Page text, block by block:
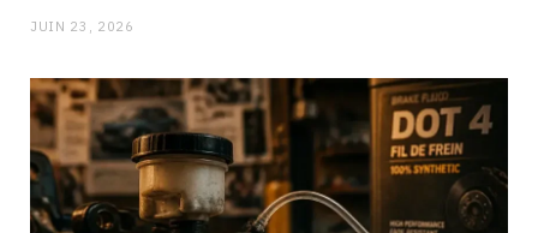
JUIN 23, 2026